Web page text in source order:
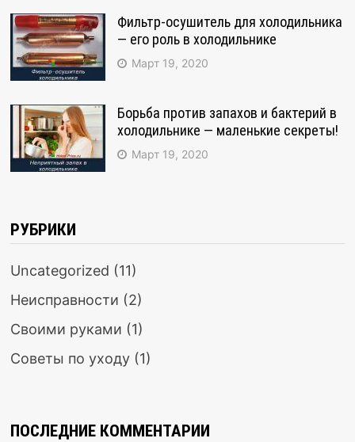
Фильтр-осушитель для холодильника
— его роль в холодильнике
Март 19, 2020
Борьба против запахов и бактерий в
холодильнике — маленькие секреты!
Март 19, 2020
РУБРИКИ
Uncategorized (11)
Неисправности (2)
Своими руками (1)
Советы по уходу(1)
ПОСЛЕДНИЕ КОММЕНТАРИИ